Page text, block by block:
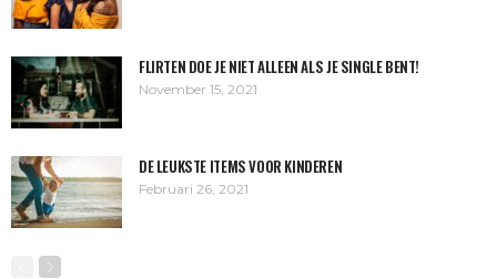
FLIRTEN DOE JE NIET ALLEEN ALS JE SINGLE BENT!
November 15, 2021
DE LEUKSTE ITEMS VOOR KINDEREN
Februari 26, 2021